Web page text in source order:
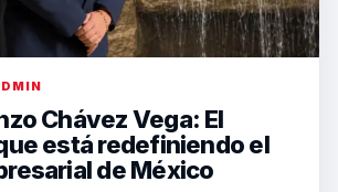
Chávez Vega: El
está redefiniendo el
de México